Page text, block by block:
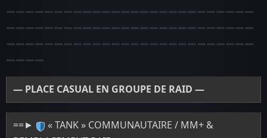
— PLACE CASUAL EN GROUPE DE RAID —
==►
« TANK » COMMUNAUTAIRE / MM+ &